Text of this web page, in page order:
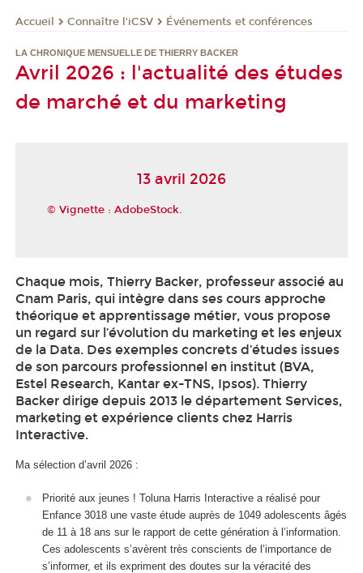
Accueil Connaître l'iCSV Événements et conférences
LA CHRONIQUE MENSUELLE DE THIERRY BACKER
Avril 2026 : l'actualité des études
de marché et du marketing
13 avril 2026
© Vignette : AdobeStock.
Chaque mois, Thierry Backer, professeur associé au
Cnam Paris, qui intègre dans ses cours approche
théorique et apprentissage métier, vous propose
un regard sur l’évolution du marketing et les enjeux
de la Data. Des exemples concrets d’études issues
de son parcours professionnel en institut (BVA,
Estel Research, Kantar ex-TNS, Ipsos). Thierry
Backer dirige depuis 2013 le département Services,
marketing et expérience clients chez Harris
Interactive.
Ma sélection d’avril 2026 :
Priorité aux jeunes ! Toluna Harris Interactive a réalisé pour
Enfance 3018 une vaste étude auprès de 1049 adolescents âgés
de 11 à 18 ans sur le rapport de cette génération à l’information.
Ces adolescents s’avèrent très conscients de l’importance de
s’informer, et ils expriment des doutes sur la véracité des